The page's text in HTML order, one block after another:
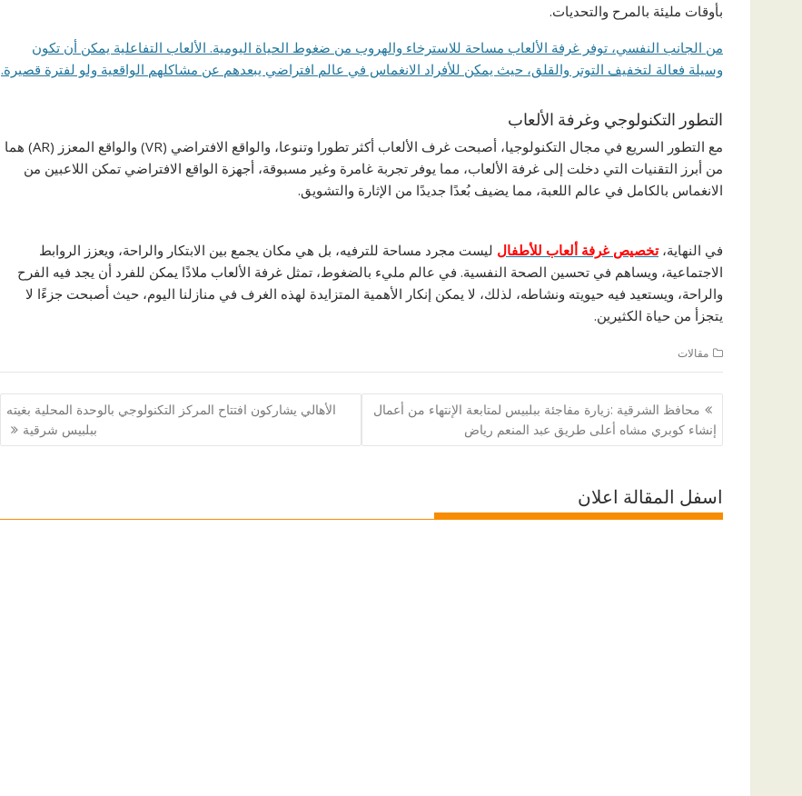
بأوقات مليئة بالمرح والتحديات.
من الجانب النفسي، توفر غرفة الألعاب مساحة للاسترخاء والهروب من ضغوط الحياة اليومية. الألعاب التفاعلية يمكن أن تكون
وسيلة فعالة لتخفيف التوتر والقلق، حيث يمكن للأفراد الانغماس في عالم افتراضي يبعدهم عن مشاكلهم الواقعية ولو لفترة قصيرة.
التطور التكنولوجي وغرفة الألعاب
مع التطور السريع في مجال التكنولوجيا، أصبحت غرف الألعاب أكثر تطورا وتنوعا، والواقع الافتراضي (VR) والواقع المعزز (AR) هما
من أبرز التقنيات التي دخلت إلى غرفة الألعاب، مما يوفر تجربة غامرة وغير مسبوقة، أجهزة الواقع الافتراضي تمكن اللاعبين من
الانغماس بالكامل في عالم اللعبة، مما يضيف بُعدًا جديدًا من الإثارة والتشويق.
في النهاية،تخصيص غرفة ألعاب للأطفال ليست مجرد مساحة للترفيه، بل هي مكان يجمع بين الابتكار والراحة، ويعزز الروابط
الاجتماعية، ويساهم في تحسين الصحة النفسية. في عالم مليء بالضغوط، تمثل غرفة الألعاب ملاذًا يمكن للفرد أن يجد فيه الفرح
والراحة، ويستعيد فيه حيويته ونشاطه، لذلك، لا يمكن إنكار الأهمية المتزايدة لهذه الغرف في منازلنا اليوم، حيث أصبحت جزءًا لا
يتجزأ من حياة الكثيرين.
مقالات
تصفّح
المقالات
محافظ الشرقية :زيارة مفاجئة ببلبيس لمتابعة الإنتهاء من أعمال
إنشاء كوبري مشاه أعلى طريق عبد المنعم رياض
الأهالي يشاركون افتتاح المركز التكنولوجي بالوحدة المحلية بغيته
ببلبيس شرقية
اسفل المقالة اعلان